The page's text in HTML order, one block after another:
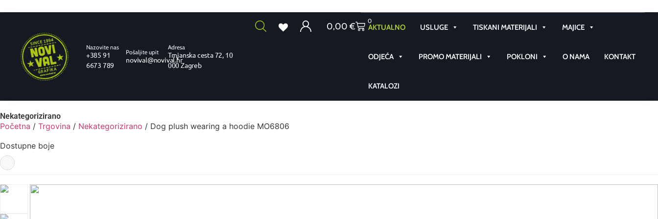
Nazovite nas
+385 91
6673 789
Pošaljite upit
novival@novival.hr
Adresa
Trnjanska cesta 72, 10
000 Zagreb
0,00€
0
AKTUALNO USLUGE TISKANI MATERIJALI MAJICE
ODJEĆA PROMO MATERIJALI POKLONI O NAMA KONTAKT
KATALOZI
Nekategorizirano
Početna / Trgovina / Nekategorizirano / Dog plush wearing a hoodie MO6806
Dostupne boje